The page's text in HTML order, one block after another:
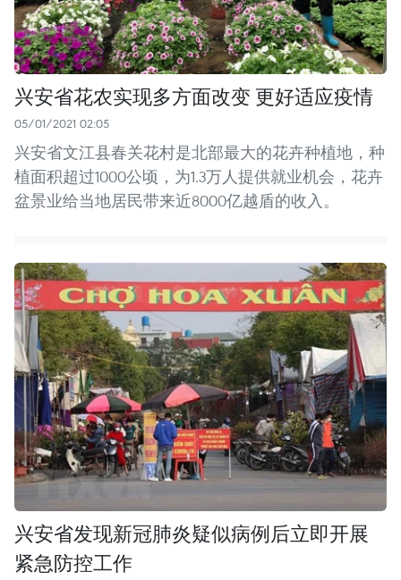
兴安省花农实现多方面改变 更好适应疫情
05/01/2021 02:05
兴安省文江县春关花村是北部最大的花卉种植地，种
植面积超过1000公顷，为1.3万人提供就业机会，花卉
盆景业给当地居民带来近8000亿越盾的收入。
兴安省发现新冠肺炎疑似病例后立即开展
紧急防控工作